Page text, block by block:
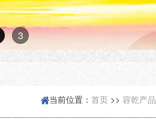
3
当前位置： 首页 >> 容乾产品